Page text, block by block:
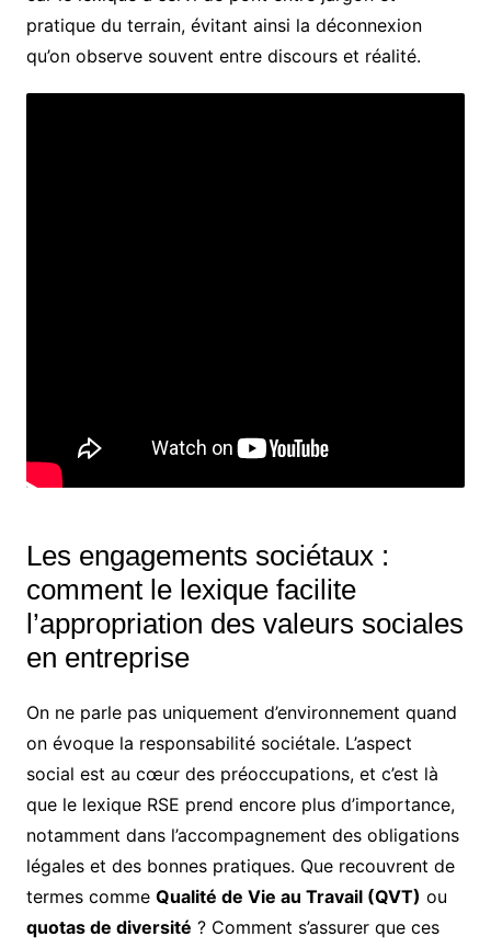
pratique du terrain, évitant ainsi la déconnexion
qu’on observe souvent entre discours et réalité.
Les engagements sociétaux :
comment le lexique facilite
l’appropriation des valeurs sociales
en entreprise
On ne parle pas uniquement d’environnement quand
on évoque la responsabilité sociétale. L’aspect
social est au cœur des préoccupations, et c’est là
que le lexique RSE prend encore plus d’importance,
notamment dans l’accompagnement des obligations
légales et des bonnes pratiques. Que recouvrent de
termes comme Qualité de Vie au Travail (QVT) ou
quotas de diversité ? Comment s’assurer que ces